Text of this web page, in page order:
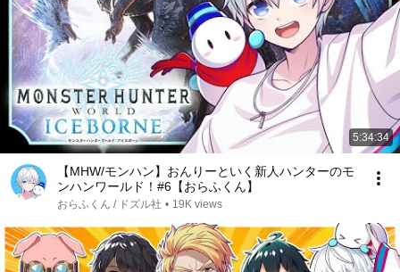
5:34:34
【MHW/モンハン】おんりーといく新人ハンターのモ
ンハンワールド！#6【おらふくん】
おらふくん / ドズル社 • 19K views